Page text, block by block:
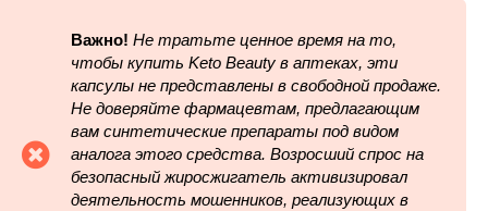
Важно! Не тратьте ценное время на то,
чтобы купить Keto Beauty в аптеках, эти
капсулы не представлены в свободной продаже.
Не доверяйте фармацевтам, предлагающим
вам синтетические препараты под видом
аналога этого средства. Возросший спрос на
безопасный жиросжигатель активизировал
деятельность мошенников, реализующих в